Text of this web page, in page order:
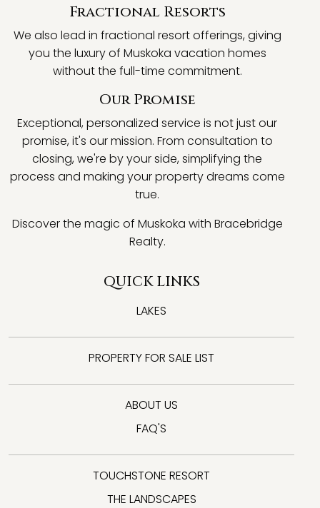
Fractional Resorts
We also lead in fractional resort offerings, giving
you the luxury of Muskoka vacation homes
without the full-time commitment.
Our Promise
Exceptional, personalized service is not just our
promise, it's our mission. From consultation to
closing, we're by your side, simplifying the
process and making your property dreams come
true.
Discover the magic of Muskoka with Bracebridge
Realty.
QUICK LINKS
LAKES
PROPERTY FOR SALE LIST
ABOUT US
FAQ'S
TOUCHSTONE RESORT
THE LANDSCAPES